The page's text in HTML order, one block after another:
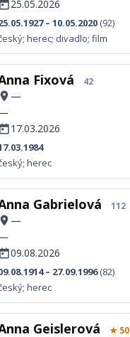
25.05.2026
– 10.05.2020 (92)
herec; divadlo; film
Fixová 42
—
17.03.2026
herec
Gabrielová 112
—
09.08.2026
– 27.09.1996(82)
herec
Geislerová ★ 50